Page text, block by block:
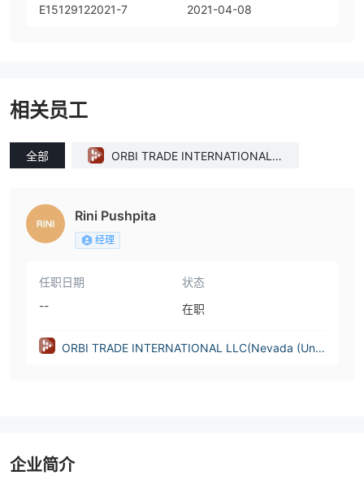
E15129122021-7
2021-04-08
相关员工
全部
ORBI TRADE INTERNATIONAL L
Rini Pushpita
经理
任职日期
--
状态
在职
ORBI TRADE INTERNATIONAL LLC(Nevada (Unit
企业简介